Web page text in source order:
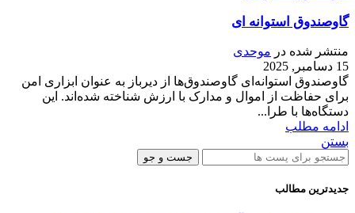
گاوصندوق استوانه ای
منتشر شده در موحدی
15 دسامبر, 2025
گاوصندوق استوانه‌ای گاوصندوق‌ها از دیرباز به عنوان ابزاری امن
برای حفاظت از اموال و مدارک با ارزش شناخته شده‌اند. این
دستگاه‌ها با طرا...
ادامه مطلب
بستن
جست و جو
جدیدترین مطالب